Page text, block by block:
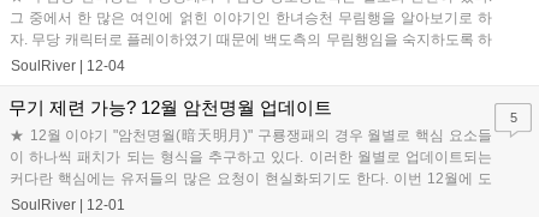
그 중에서 한 많은 여인에 얽힌 이야기인 한녀승천 무림행을 알아보기로 하
자. 무당 캐릭터로 플레이하였기 때문에 백도측의 무림행임을 숙지하도록 하
자. 철담호심이라는 별호를 주는 한녀...
SoulRiver 12-04
무기 제련 가능? 12월 암천명월 업데이트
★ 12월 이야기 "암천명월(暗天明月)" 구룡쟁패의 경우 월별로 핵심 요소들
이 하나씩 패치가 되는 형식을 추구하고 있다. 이러한 월별로 업데이트되는
커다란 핵심에는 유저들의 많은 요청이 현실화되기도 한다. 이번 12월에 도
입될 예정인 "암천명월(暗天明...
SoulRiver 12-01
5